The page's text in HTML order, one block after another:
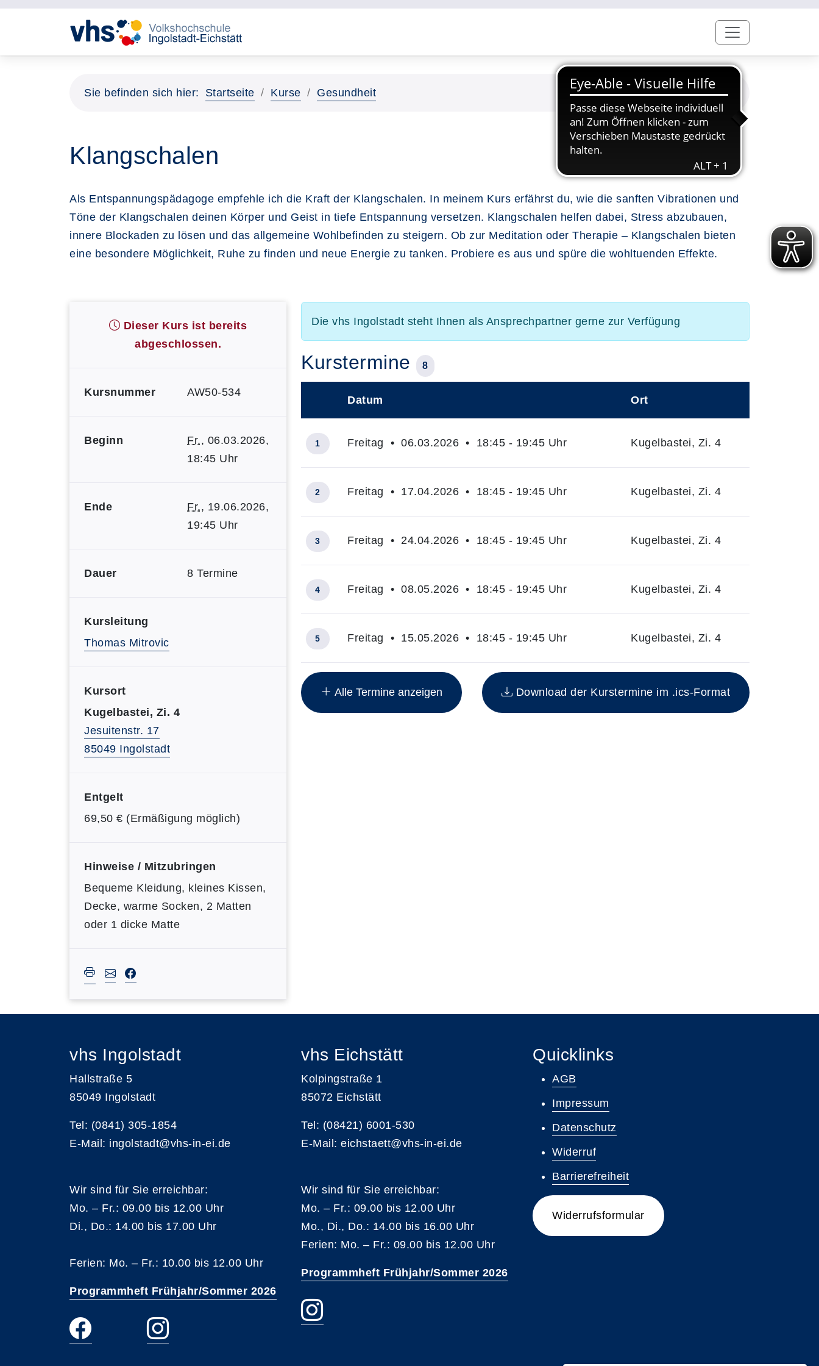
Sie befinden sich hier: Startseite Kurse Gesundheit
Klangschalen
Als Entspannungspädagoge empfehle ich die Kraft der Klangschalen. In meinem Kurs erfährst du, wie die sanften Vibrationen und
Töne der Klangschalen deinen Körper und Geist in tiefe Entspannung versetzen. Klangschalen helfen dabei, Stress abzubauen,
innere Blockaden zu lösen und das allgemeine Wohlbefinden zu steigern. Ob zur Meditation oder Therapie – Klangschalen bieten
eine besondere Möglichkeit, Ruhe zu finden und neue Energie zu tanken. Probiere es aus und spüre die wohltuenden Effekte.
Dieser Kurs ist bereits
abgeschlossen.
Kursnummer AW50-534
Beginn Fr., 06.03.2026,
18:45 Uhr
Ende Fr., 19.06.2026,
19:45 Uhr
Dauer 8 Termine
Kursleitung
Thomas Mitrovic
Kursort
Kugelbastei, Zi. 4
Jesuitenstr. 17
85049 Ingolstadt
Entgelt
69,50 € (Ermäßigung möglich)
Hinweise / Mitzubringen
Bequeme Kleidung, kleines Kissen,
Decke, warme Socken, 2 Matten
oder 1 dicke Matte
Die vhs Ingolstadt steht Ihnen als Ansprechpartner gerne zur Verfügung
Kurstermine 8
Insgesamt gibt es 8 Termine zum diesen Kurs
Datum Ort
1 Freitag • 06.03.2026 • 18:45 - 19:45 Uhr Kugelbastei, Zi. 4
2 Freitag • 17.04.2026 • 18:45 - 19:45 Uhr Kugelbastei, Zi. 4
3 Freitag • 24.04.2026 • 18:45 - 19:45 Uhr Kugelbastei, Zi. 4
4 Freitag • 08.05.2026 • 18:45 - 19:45 Uhr Kugelbastei, Zi. 4
5 Freitag • 15.05.2026 • 18:45 - 19:45 Uhr Kugelbastei, Zi. 4
Alle Termine anzeigen Download der Kurstermine im .ics-Format
vhs Ingolstadt
Hallstraße 5
85049 Ingolstadt
Tel: (0841) 305-1854
E-Mail: ingolstadt@vhs-in-ei.de
Wir sind für Sie erreichbar:
Mo. – Fr.: 09.00 bis 12.00 Uhr
Di., Do.: 14.00 bis 17.00 Uhr
Ferien: Mo. – Fr.: 10.00 bis 12.00 Uhr
Programmheft Frühjahr/Sommer 2026
vhs Eichstätt
Kolpingstraße 1
85072 Eichstätt
Tel: (08421) 6001-530
E-Mail: eichstaett@vhs-in-ei.de
Wir sind für Sie erreichbar:
Mo. – Fr.: 09.00 bis 12.00 Uhr
Mo., Di., Do.: 14.00 bis 16.00 Uhr
Ferien: Mo. – Fr.: 09.00 bis 12.00 Uhr
Programmheft Frühjahr/Sommer 2026
Quicklinks
AGB
Impressum
Datenschutz
Widerruf
Barrierefreiheit
Widerrufsformular